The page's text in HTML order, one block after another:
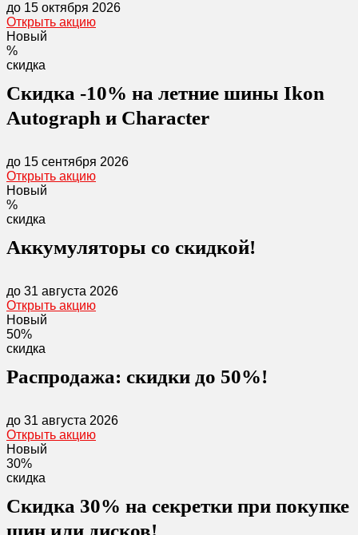
до 15 октября 2026
Открыть акцию
Новый
%
скидка
Скидка -10% на летние шины Ikon
Autograph и Character
до 15 сентября 2026
Открыть акцию
Новый
%
скидка
Аккумуляторы со скидкой!
до 31 августа 2026
Открыть акцию
Новый
50%
скидка
Распродажа: скидки до 50%!
до 31 августа 2026
Открыть акцию
Новый
30%
скидка
Скидка 30% на секретки при покупке
шин или дисков!